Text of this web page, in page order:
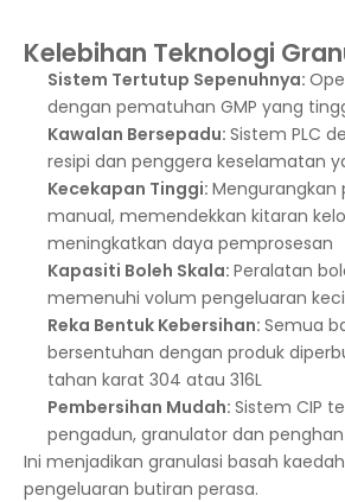
Kelebihan Teknologi
Sistem Tertutup Sepenuhnya:
dengan pematuhan GMP yang
Kawalan Bersepadu: Sistem PLC
resipi dan penggera keselamatan
Kecekapan Tinggi: Mengurangkan
manual, memendekkan kitaran
meningkatkan daya pemprosesan
Kapasiti Boleh Skala: Peralatan
memenuhi volum pengeluaran
Reka Bentuk Kebersihan: Semua
bersentuhan dengan produk
tahan karat 304 atau 316L
Pembersihan Mudah: Sistem CIP
pengadun, granulator dan
Ini menjadikan granulasi basah
pengeluaran butiran perasa.